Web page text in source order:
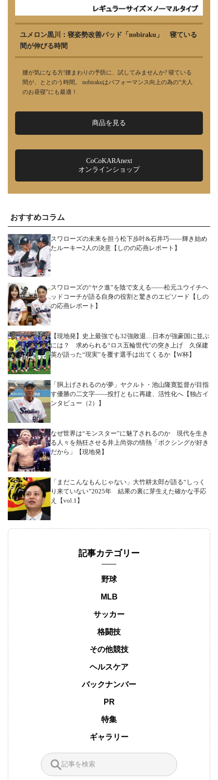
ユメロン黒川：寝姿勢改善パッド「nobiraku」 寝ている
間が伸びる時間
腰が気になる方!腰まわりの予防に、試してみませんか? 寝ている
間が、ととのう時間。 nobirakuはパフォーマンス向上の為の“大人
のお昼寝”にも最適！
商品を見る
CoCoKARAnext
オンラインショップ
おすすめコラム
スワローズの未来を担う松下歩叶&石井巧――輝き始め
たルーキー2人の決意【しのの応燕レポート】
スワローズの“ヤク進”を陰で支える――松元ユウイチヘ
ッドコーチが語る自身の役割と驚きのエピソード【しの
の応燕レポート】
【現地発】史上最強でも32強敗退…日本が強豪国に並ぶ
には？ 求められる“ロス五輪世代”の突き上げ 久保建
英が語った“現実”を覆す選手は出てくるか【W杯】
「胴上げされるのが夢」ヤクルト・池山隆寛監督が目指
す優勝の二文字――投打ともに再建、活性化へ【独占イ
ンタビュー（2）】
なぜ世界は“モンスター”に魅了されるのか 現代を生き
る人々を熱狂させる井上尚弥の情熱「ボクシングが好き
だから」【現地発】
「まだこんなもんじゃない」大竹耕太郎が語る“しっく
り来ていない”2025年 結果の裏に芽生えた確かな手応
え【vol.1】
記事カテゴリー
野球
MLB
サッカー
格闘技
その他競技
ヘルスケア
バックナンバー
PR
特集
ギャラリー